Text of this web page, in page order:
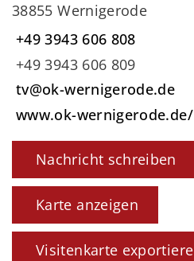
38855 Wernigerode
+49 3943 606 808
+49 3943 606 809
tv@ok-wernigerode.de
www.ok-wernigerode.de/
Nachricht schreiben
Karte anzeigen
Visitenkarte